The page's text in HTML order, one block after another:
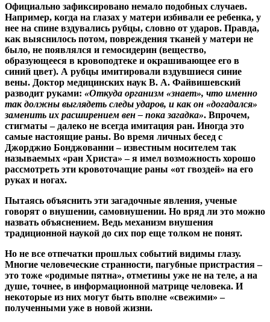
Официально зафиксировано немало подобных случаев.
Например, когда на глазах у матери избивали ее ребенка, у
нее на спине вздувались рубцы, словно от ударов. Правда,
как выяснилось потом, повреждения тканей у матери не
было, не появлялся и гемосидерин (вещество,
образующееся в кровоподтеке и окрашивающее его в
синий цвет). А рубцы имитировали вздувшиеся синие
вены. Доктор медицинских наук В. А. Файвишевский
разводит руками: «Откуда организм «знает», что именно
так должны выглядеть следы ударов, и как он «догадался»
заменить их расширением вен – пока загадка». Впрочем,
стигматы – далеко не всегда имитация ран. Иногда это
самые настоящие раны. Во время личных бесед с
Джорджио Бонджованни – известным носителем так
называемых «ран Христа» – я имел возможность хорошо
рассмотреть эти кровоточащие раны «от гвоздей» на его
руках и ногах.
Пытаясь объяснить эти загадочные явления, ученые
говорят о внушении, самовнушении. Но вряд ли это можно
назвать объяснением. Ведь механизм внушения
традиционной наукой до сих пор еще толком не понят.
Но не все отпечатки прошлых событий видимы глазу.
Многие человеческие странности, пагубные пристрастия –
это тоже «родимые пятна», отметины уже не на теле, а на
душе, точнее, в информационной матрице человека. И
некоторые из них могут быть вполне «свежими» –
полученными уже в новой жизни.